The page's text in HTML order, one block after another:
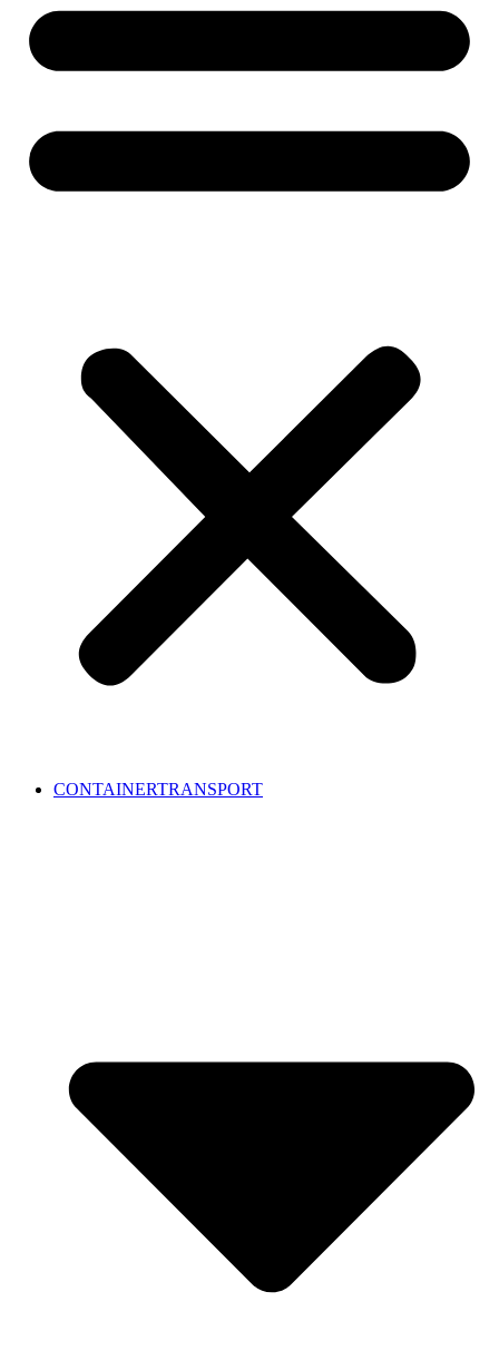
CONTAINERTRANSPORT